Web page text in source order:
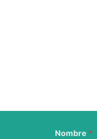
Nombre *